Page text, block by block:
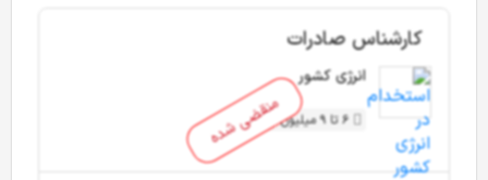
منقضی شده
کارشناس صادرات
انرژی کشور
6 تا 9 میلیون تومان